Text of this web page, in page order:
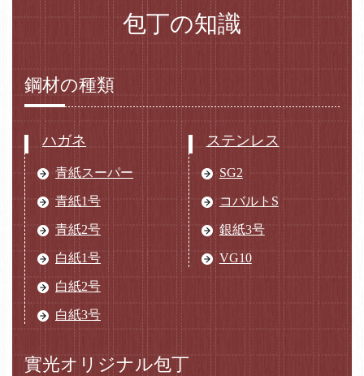
包丁の知識
鋼材の種類
ハガネ
青紙スーパー
青紙1号
青紙2号
白紙1号
白紙2号
白紙3号
ステンレス
SG2
コバルトS
銀紙3号
VG10
實光オリジナル包丁